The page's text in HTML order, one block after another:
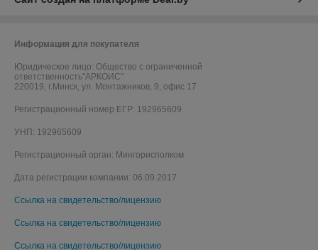
Информация для покупателя
Юридическое лицо: Общество с ограниченной
ответственность"АРКОИС"
220019, г.Минск, ул. Монтажников, 9, офис 17
Регистрационный номер ЕГР: 192965609
УНП: 192965609
Регистрационный орган: Мингорисполком
Дата регистрации компании: 06.09.2017
Ссылка на свидетельство/лицензию
Ссылка на свидетельство/лицензию
Ссылка на свидетельство/лицензию